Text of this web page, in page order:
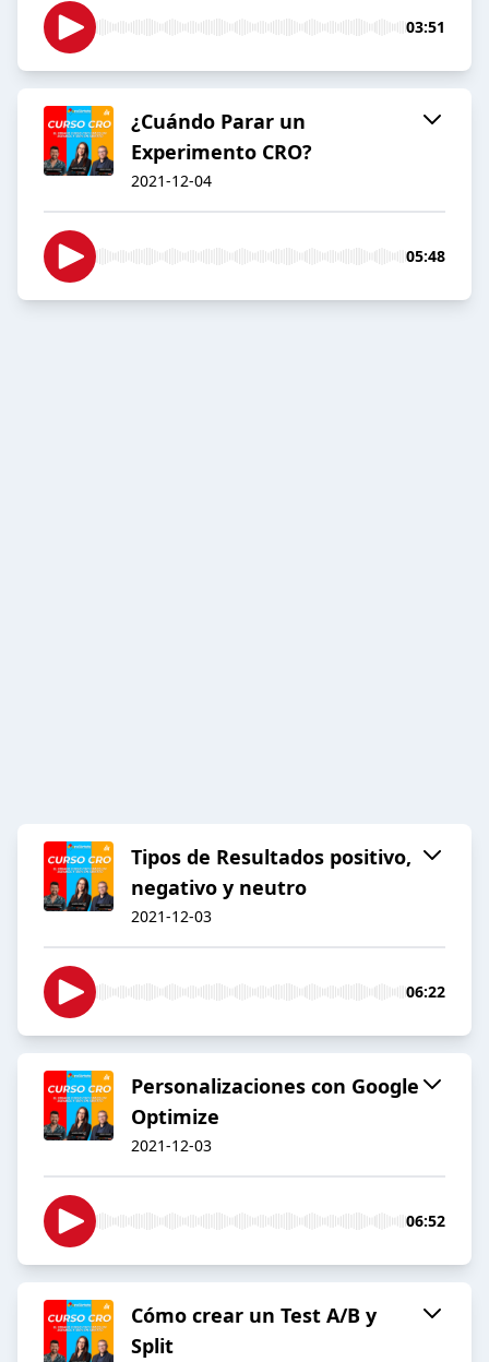
03:51
¿Cuándo Parar un
Experimento CRO?
2021-12-04
05:48
Tipos de Resultados positivo,
negativo y neutro
2021-12-03
06:22
Personalizaciones con Google
Optimize
2021-12-03
06:52
Cómo crear un Test A/B y
Split